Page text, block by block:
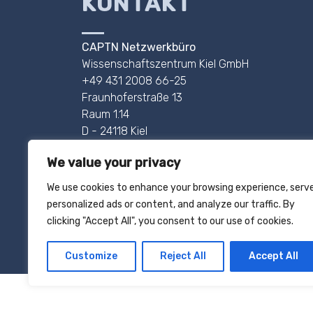
We value your privacy
We use cookies to enhance your browsing experience,
personalized ads or content, and analyze our traffic. By
clicking "Accept All", you consent to our use of cookies.
Customize Reject All Accept All
CAPTN Netzwerkbüro
Wissenschaftszentrum Kiel GmbH
+49 431 2008 66-25
Fraunhoferstraße 13
Raum 1.14
D - 24118 Kiel
AHOI@CAPTN.SH
IMPRESSUM